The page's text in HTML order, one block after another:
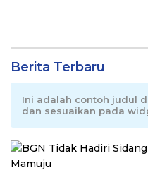
Berita Terbaru
Ini adalah contoh judul
dan sesuaikan pada